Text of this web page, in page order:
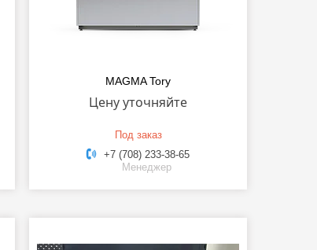
MAGMA Tory
Цену уточняйте
Под заказ
+7 (708) 233-38-65
Менеджер